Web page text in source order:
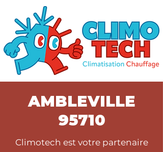
AMBLEVILLE
95710
Climotech est votre partenaire